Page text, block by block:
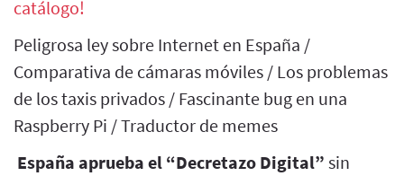
catálogo!
Peligrosa ley sobre Internet en España /
Comparativa de cámaras móviles / Los problemas
de los taxis privados / Fascinante bug en una
Raspberry Pi / Traductor de memes
España aprueba el “Decretazo Digital” sin